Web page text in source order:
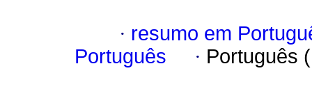
· resumo em
Português
· Português